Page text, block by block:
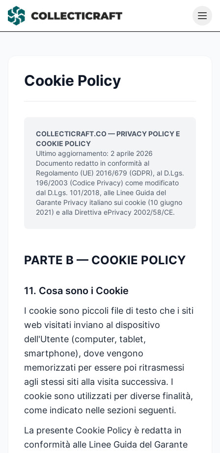
Cookie Policy
COLLECTICRAFT.CO — PRIVACY POLICY E
COOKIE POLICY
Ultimo aggiornamento: 2 aprile 2026
Documento redatto in conformità al
Regolamento (UE) 2016/679 (GDPR), al D.Lgs.
196/2003 (Codice Privacy) come modificato
dal D.Lgs. 101/2018, alle Linee Guida del
Garante Privacy italiano sui cookie (10 giugno
2021) e alla Direttiva ePrivacy 2002/58/CE.
PARTE B — COOKIE POLICY
11. Cosa sono i Cookie
I cookie sono piccoli file di testo che i siti
web visitati inviano al dispositivo
dell'Utente (computer, tablet,
smartphone), dove vengono
memorizzati per essere poi ritrasmessi
agli stessi siti alla visita successiva. I
cookie sono utilizzati per diverse finalità,
come indicato nelle sezioni seguenti.
La presente Cookie Policy è redatta in
conformità alle Linee Guida del Garante